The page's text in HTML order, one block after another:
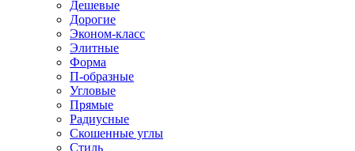
Дешевые
Дорогие
Эконом-класс
Элитные
Форма
П-образные
Угловые
Прямые
Радиусные
Скошенные углы
Стиль